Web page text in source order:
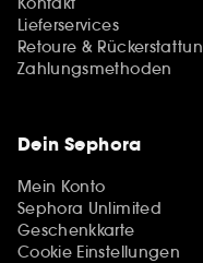
Lieferservices
Retoure &
Zahlungsmethoden
Dein Sephora
Mein Konto
Sephora Unlimited
Geschenkkarte
Cookie Einstellungen